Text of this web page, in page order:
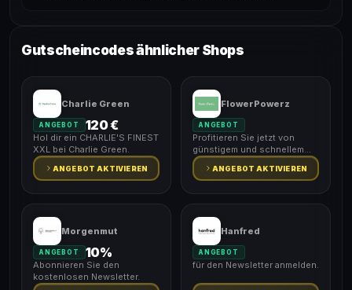
Gutscheincodes ähnlicher Shops
Charlie Green
ANGEBOT 120 €
Hol dir ein CHARLIE'S FINEST
XXL bei Charlie Green.
ANGEBOT AKTIVIEREN
FlowerPowerz
ANGEBOT
Profitieren Sie jetzt von
günstigem und schnellem
Versand.
ANGEBOT AKTIVIEREN
Morgenmut
ANGEBOT 10%
Abonnieren Sie den
kostenlosen Newsletter.
Hanfred
ANGEBOT
für den Newsletter anmelden.